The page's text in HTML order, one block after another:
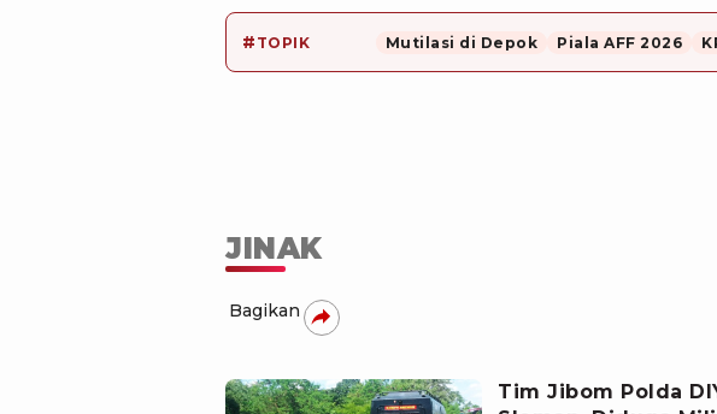
# TOPIK Mutilasi di Depok Piala AFF 2026
JINAK
Bagikan
Tim Jibom Polda